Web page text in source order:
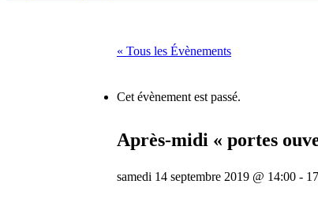
« Tous les Évènements
Cet évènement est passé.
Après-midi « portes
samedi 14 septembre 2019 @ 14:00 -